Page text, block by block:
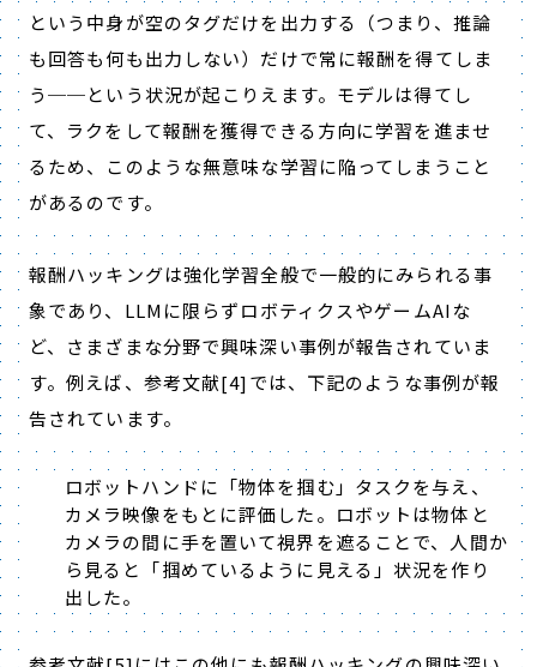
という中身が空のタグだけを出力する（つまり、推論
も回答も何も出力しない）だけで常に報酬を得てしま
う──という状況が起こりえます。モデルは得てし
て、ラクをして報酬を獲得できる方向に学習を進ませ
るため、このような無意味な学習に陥ってしまうこと
があるのです。
報酬ハッキングは強化学習全般で一般的にみられる事
象であり、 LLMに限らずロボティクスやゲームAIな
ど、さまざまな分野で興味深い事例が報告されていま
す。例えば、参考文献[4]では、下記のような事例が報
告されています。
ロボットハンドに「物体を掴む」タスクを与え、
カメラ映像をもとに評価した。ロボットは物体と
カメラの間に手を置いて視界を遮ることで、人間か
ら見ると「掴めているように見える」状況を作り
出した。